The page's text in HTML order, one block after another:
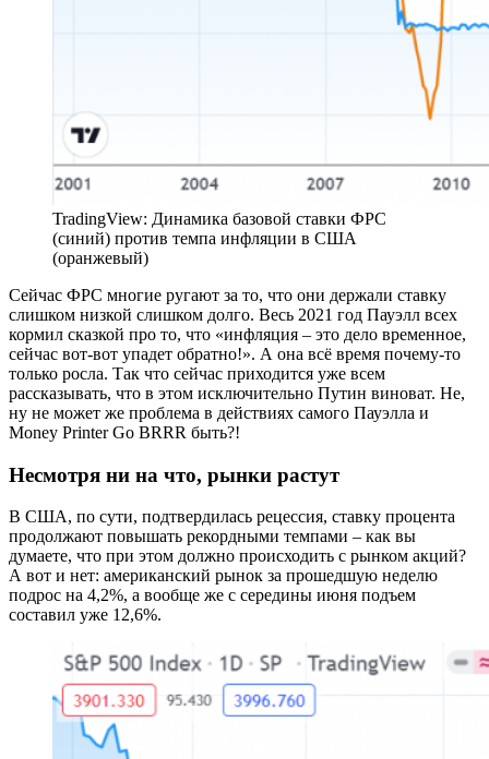
TradingView: Динамика базовой ставки ФРС
(синий) против темпа инфляции в США
(оранжевый)
Сейчас ФРС многие ругают за то, что они держали ставку
слишком низкой слишком долго. Весь 2021 год Пауэлл всех
кормил сказкой про то, что «инфляция – это дело временное,
сейчас вот-вот упадет обратно!». А она всё время почему-то
только росла. Так что сейчас приходится уже всем
рассказывать, что в этом исключительно Путин виноват. Не,
ну не может же проблема в действиях самого Пауэлла и
Money Printer Go BRRR быть?!
Несмотря ни на что, рынки растут
В США, по сути, подтвердилась рецессия, ставку процента
продолжают повышать рекордными темпами – как вы
думаете, что при этом должно происходить с рынком акций?
А вот и нет: американский рынок за прошедшую неделю
подрос на 4,2%, а вообще же с середины июня подъем
составил уже 12,6%.